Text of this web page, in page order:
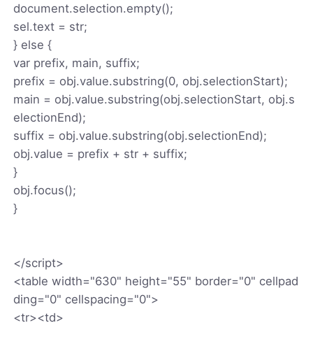
document.selection.empty();
sel.text = str;
} else {
var prefix, main, suffix;
prefix = obj.value.substring(0, obj.selectionStart);
main = obj.value.substring(obj.selectionStart, obj.s
electionEnd);
suffix = obj.value.substring(obj.selectionEnd);
obj.value = prefix + str + suffix;
}
obj.focus();
}
</script>
<table width="630" height="55" border="0" cellpad
ding="0" cellspacing="0">
<tr><td>